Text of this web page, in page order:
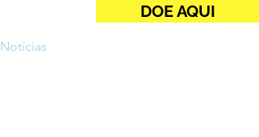
DOE AQUI
Notícias